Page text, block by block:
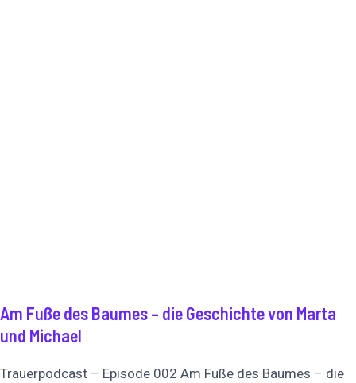
Am Fuße des Baumes – die Geschichte von Marta
und Michael
Trauerpodcast – Episode 002 Am Fuße des Baumes – die